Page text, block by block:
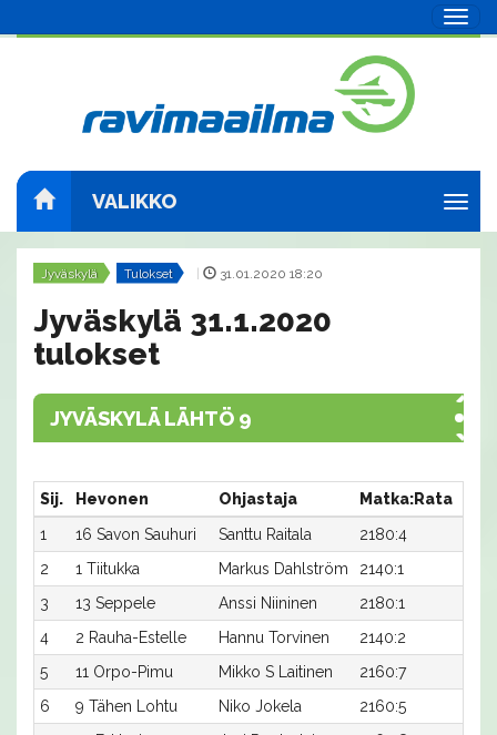
VALIKKO
Jyväskylä Tulokset 31.01.2020 18:20
Jyväskylä 31.1.2020
tulokset
JYVÄSKYLÄ LÄHTÖ 9
Sij. Hevonen Ohjastaja Matka:Rata
1
16 Savon Sauhuri Santtu Raitala 2180:4
2
1 Tiitukka Markus Dahlström 2140:1
3
13 Seppele Anssi Niininen 2180:1
4
2 Rauha-Estelle Hannu Torvinen 2140:2
5
11 Orpo-Pimu Mikko S Laitinen 2160:7
6
9 Tähen Lohtu Niko Jokela 2160:5